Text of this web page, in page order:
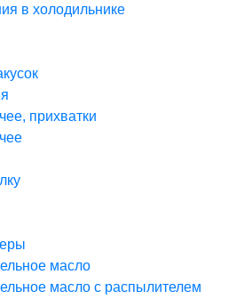
в холодильнике
прихватки
масло
масло с распылителем